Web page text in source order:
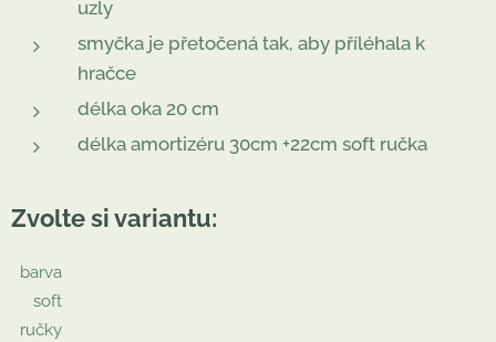
uzly
smyčka je přetočená tak, aby příléhala k
hračce
délka oka 20 cm
délka amortizéru 30cm +22cm soft ručka
Zvolte si variantu:
barva
soft
ručky